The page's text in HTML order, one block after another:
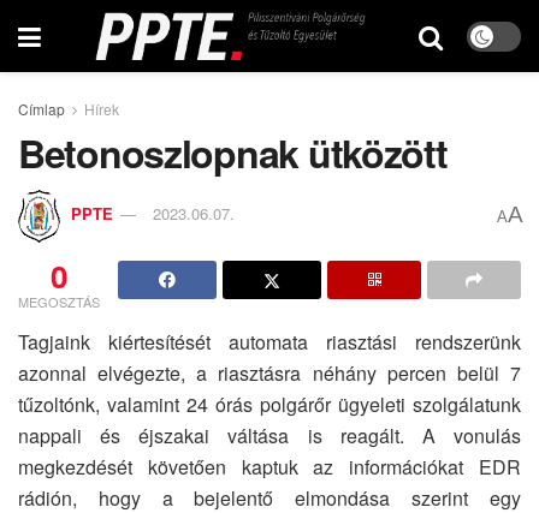
Címlap Hírek
Betonoszlopnak ütközött
PPTE 2023.06.07. AA
0
MEGOSZTÁS
Tagjaink kiértesítését automata riasztási rendszerünk
azonnal elvégezte, a riasztásra néhány percen belül 7
tűzoltónk, valamint 24 órás polgárőr ügyeleti szolgálatunk
nappali és éjszakai váltása is reagált. A vonulás
megkezdését követően kaptuk az információkat EDR
rádión, hogy a bejelentő elmondása szerint egy